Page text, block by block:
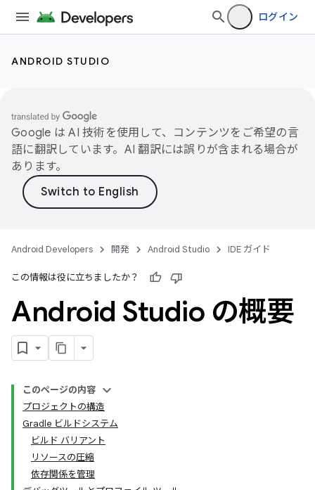
ログイン
ANDROID STUDIO
Google は AI 技術を使用して、コンテンツをご希望の言
語に翻訳しています。AI 翻訳には誤りが含まれる場合が
あります。
Android Developers 開発 Android Studio IDE ガイド
この情報は役に立ちましたか？
Android Studio の概要
このページの内容
プロジェクトの構造
Gradle ビルドシステム
ビルド バリアント
リソースの圧縮
依存関係を管理